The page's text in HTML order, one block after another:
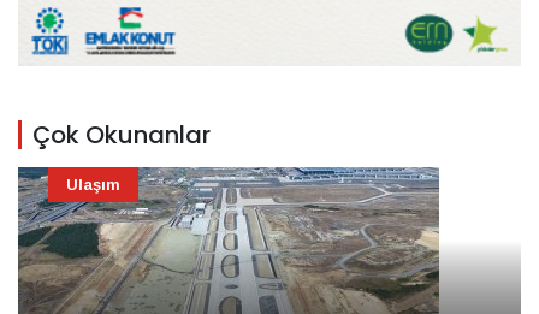
Çok Okunanlar
Ulaşım